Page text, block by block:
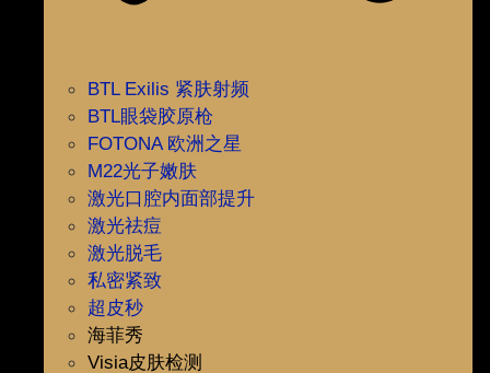
BTL Exilis 紧肤射频
BTL眼袋胶原枪
FOTONA 欧洲之星
M22光子嫩肤
激光口腔内面部提升
激光祛痘
激光脱毛
私密紧致
超皮秒
海菲秀
Visia皮肤检测